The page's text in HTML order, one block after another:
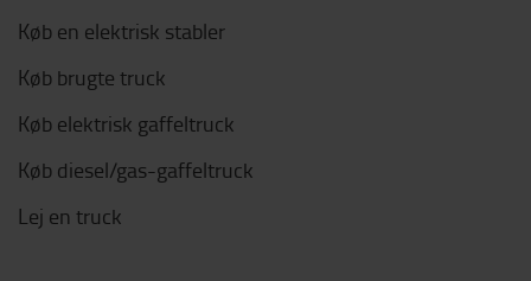
Køb en elektrisk stabler
Køb brugte truck
Køb elektrisk gaffeltruck
Køb diesel/gas-gaffeltruck
Lej en truck